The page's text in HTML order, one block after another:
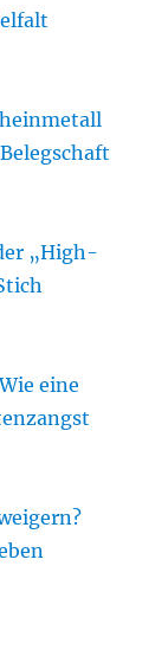
„High-
eine